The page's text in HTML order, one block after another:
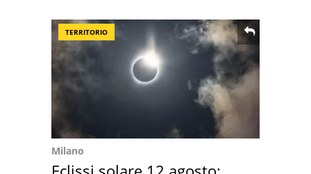
TERRITORIO
Milano